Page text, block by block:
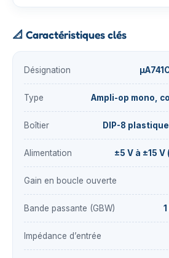
📐 Caractéristiques clés
Désignation
Type Ampli-op mono,
Boîtier DIP-8
Alimentation ±5 V à ±15
Gain en boucle ouverte
Bande passante (GBW)
Impédance d’entrée